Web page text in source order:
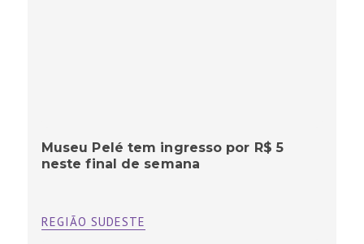
Museu Pelé tem ingresso por R$ 5
neste final de semana
REGIÃO SUDESTE